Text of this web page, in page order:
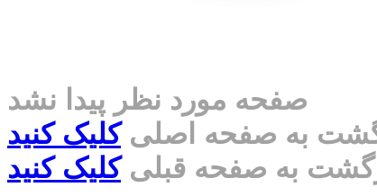
صفحه مورد نظر پیدا نشد
به صفحه اصلیکلیک کنید
به صفحه قبلیکلیک کنید